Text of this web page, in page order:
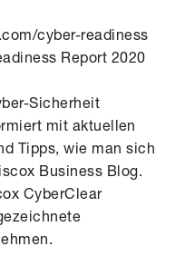
cyber-readiness
Report 2020
Sicherheit
mit aktuellen
Tipps, wie man sich
Business Blog
CyberClear